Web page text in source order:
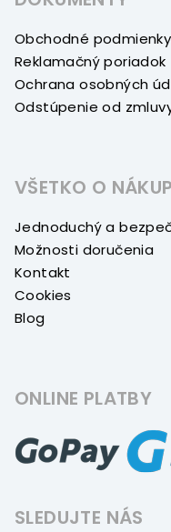
Obchodné podmienky
Reklamačný poriadok
Ochrana osobných
Odstúpenie od
VŠETKO O
Jednoduchý a
Možnosti doručenia
Kontakt
Cookies
Blog
ONLINE PLATBY
SLEDUJTE NÁS